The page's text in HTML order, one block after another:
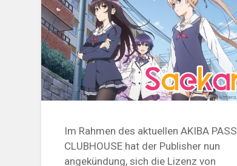
Im Rahmen des aktuellen AKIBA PASS
CLUBHOUSE hat der Publisher nun
angekündung, sich die Lizenz von